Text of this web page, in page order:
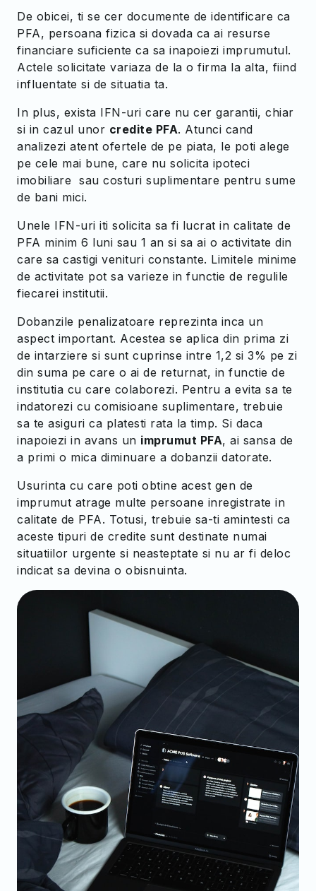
De obicei, ti se cer documente de identificare ca
PFA, persoana fizica si dovada ca ai resurse
financiare suficiente ca sa inapoiezi imprumutul.
Actele solicitate variaza de la o firma la alta, fiind
influentate si de situatia ta.
In plus, exista IFN-uri care nu cer garantii, chiar
si in cazul unor credite PFA. Atunci cand
analizezi atent ofertele de pe piata, le poti alege
pe cele mai bune, care nu solicita ipoteci
imobiliare sau costuri suplimentare pentru sume
de bani mici.
Unele IFN-uri iti solicita sa fi lucrat in calitate de
PFA minim 6 luni sau 1 an si sa ai o activitate din
care sa castigi venituri constante. Limitele minime
de activitate pot sa varieze in functie de regulile
fiecarei institutii.
Dobanzile penalizatoare reprezinta inca un
aspect important. Acestea se aplica din prima zi
de intarziere si sunt cuprinse intre 1,2 si 3% pe zi
din suma pe care o ai de returnat, in functie de
institutia cu care colaborezi. Pentru a evita sa te
indatorezi cu comisioane suplimentare, trebuie
sa te asiguri ca platesti rata la timp. Si daca
inapoiezi in avans un imprumut PFA, ai sansa de
a primi o mica diminuare a dobanzii datorate.
Usurinta cu care poti obtine acest gen de
imprumut atrage multe persoane inregistrate in
calitate de PFA. Totusi, trebuie sa-ti amintesti ca
aceste tipuri de credite sunt destinate numai
situatiilor urgente si neasteptate si nu ar fi deloc
indicat sa devina o obisnuinta.